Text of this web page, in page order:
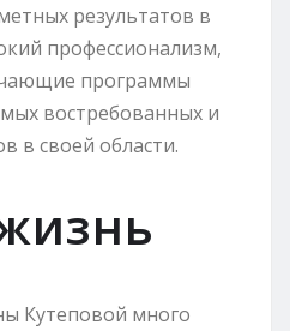
результатов в
профессионализм,
программы
востребованных и
в своей области.
Кутеповой много